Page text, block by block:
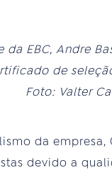
da EBC, Andre
de
Foto: Valter
da
devido a